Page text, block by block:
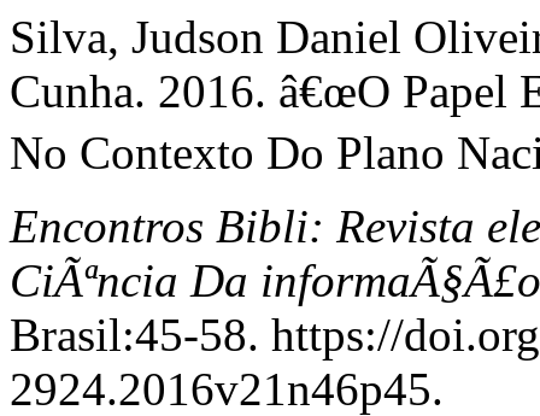
Silva, Judson Daniel
Cunha. 2016. â€œO Papel
No Contexto Do Plano
Encontros Bibli: Revista
CiÃªncia Da informaÃ§Ã£o
Brasil:45-58. https://
2924.2016v21n46p45.